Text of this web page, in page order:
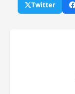
Twitter